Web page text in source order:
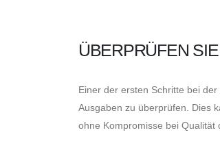
ÜBERPRÜFEN
Einer der ersten Schritte bei
Ausgaben zu überprüfen. Dies
ohne Kompromisse bei Qualität